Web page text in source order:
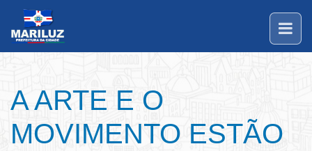
A ARTE E O
MOVIMENTO ESTÃO